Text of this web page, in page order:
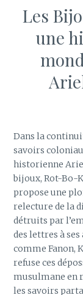
Les
une
Dans la
savoirs
historienne
bijoux, Rot-Bo-
propose une
relecture de la
détruits par
des lettres à ses
comme Fanon,
refuse ces
musulmane en
les savoirs